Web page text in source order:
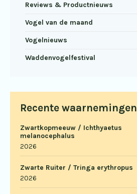
Reviews & Productnieuws
Vogel van de maand
Vogelnieuws
Waddenvogelfestival
Recente waarnemingen
Zwartkopmeeuw / Ichthyaetus
melanocephalus
2026
Zwarte Ruiter / Tringa erythropus
2026